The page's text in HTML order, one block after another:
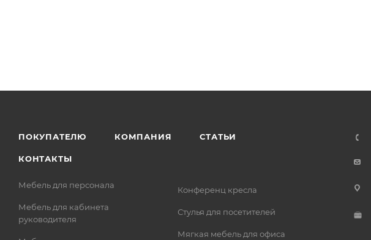
ПОКУПАТЕЛЮ КОМПАНИЯ СТАТЬИ
КОНТАКТЫ
Мебель для персонала
Мебель для кабинета
руководителя
Конференц кресла
Стулья для посетителей
Мягкая мебель для офиса